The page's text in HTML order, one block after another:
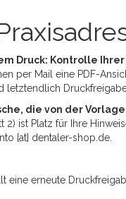
Druck: Kontrolle
per Mail eine PDF-
letztendlich
die von der
2) ist Platz für Ihre
[at] dentaler-shop.de.
eine erneute